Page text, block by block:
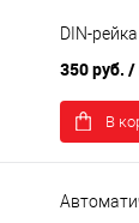
DIN-
350 руб. /
В